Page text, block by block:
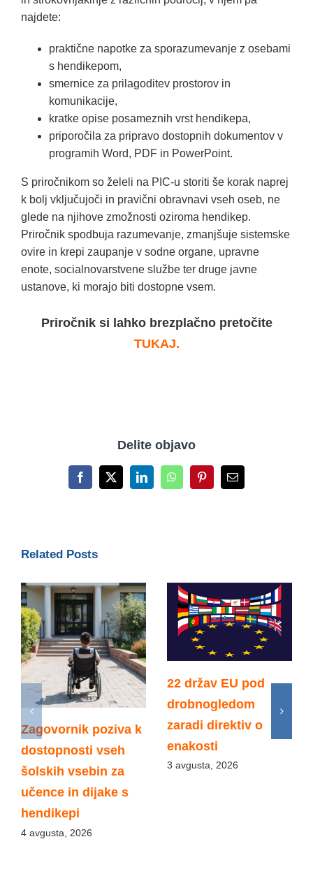
najdete:
praktične napotke za sporazumevanje z osebami
s hendikepom,
smernice za prilagoditev prostorov in
komunikacije,
kratke opise posameznih vrst hendikepa,
priporočila za pripravo dostopnih dokumentov v
programih Word, PDF in PowerPoint.
S priročnikom so želeli na PIC-u storiti še korak naprej
k bolj vključujoči in pravični obravnavi vseh oseb, ne
glede na njihove zmožnosti oziroma hendikep.
Priročnik spodbuja razumevanje, zmanjšuje sistemske
ovire in krepi zaupanje v sodne organe, upravne
enote, socialnovarstvene službe ter druge javne
ustanove, ki morajo biti dostopne vsem.
Priročnik si lahko brezplačno pretočite
TUKAJ.
Delite objavo
Facebook
X LinkedInWhatsAppPinterestEmail
Related Posts
Zagovornik poziva k
dostopnosti vseh
šolskih vsebin za
učence in dijake s
hendikepi
4 avgusta, 2026
22 držav EU pod
drobnogledom
zaradi direktiv o
enakosti
3 avgusta, 2026